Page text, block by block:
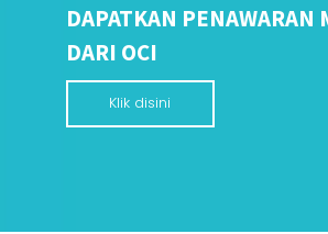
DAPATKAN PENAWARAN
DARI OCI
Klik disini